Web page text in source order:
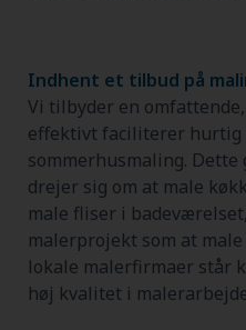
Indhent et tilbud på
Vi tilbyder en
effektivt faciliterer
sommerhusmaling. Dette
drejer sig om at male
male fliser i
malerprojekt som at
lokale malerfirmaer står
høj kvalitet i